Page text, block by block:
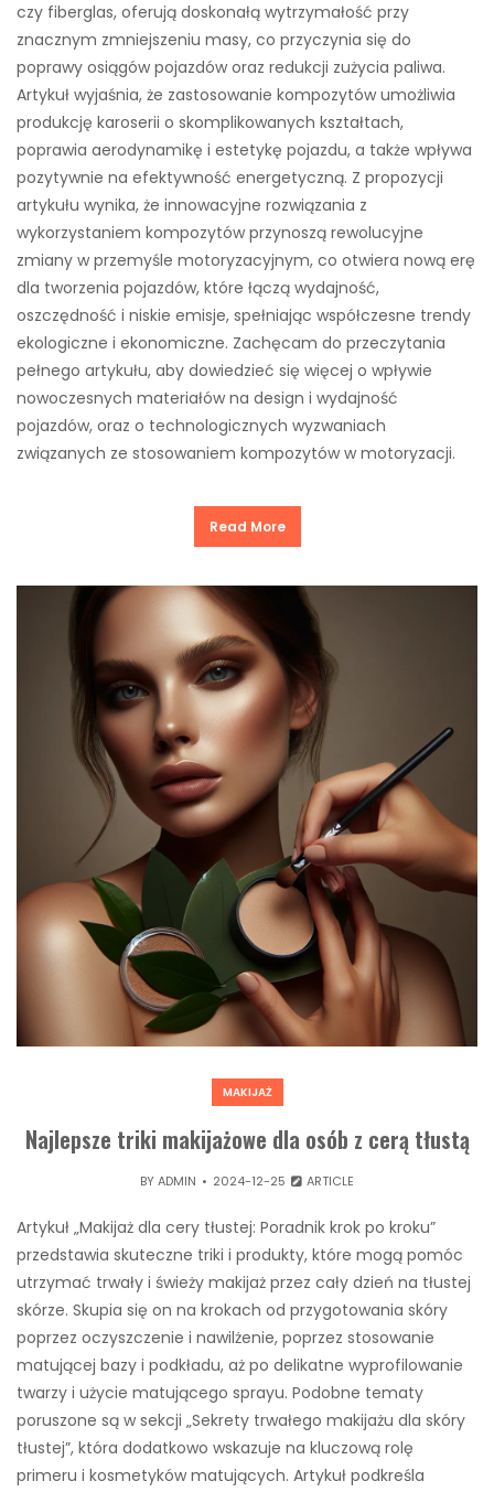
czy fiberglas, oferują doskonałą wytrzymałość przy
znacznym zmniejszeniu masy, co przyczynia się do
poprawy osiągów pojazdów oraz redukcji zużycia paliwa.
Artykuł wyjaśnia, że zastosowanie kompozytów umożliwia
produkcję karoserii o skomplikowanych kształtach,
poprawia aerodynamikę i estetykę pojazdu, a także wpływa
pozytywnie na efektywność energetyczną. Z propozycji
artykułu wynika, że innowacyjne rozwiązania z
wykorzystaniem kompozytów przynoszą rewolucyjne
zmiany w przemyśle motoryzacyjnym, co otwiera nową erę
dla tworzenia pojazdów, które łączą wydajność,
oszczędność i niskie emisje, spełniając współczesne trendy
ekologiczne i ekonomiczne. Zachęcam do przeczytania
pełnego artykułu, aby dowiedzieć się więcej o wpływie
nowoczesnych materiałów na design i wydajność
pojazdów, oraz o technologicznych wyzwaniach
związanych ze stosowaniem kompozytów w motoryzacji.
Read More
MAKIJAŻ
Najlepsze triki makijażowe dla osób z cerą tłustą
BYADMIN 2024-12-25 ARTICLE
Artykuł „Makijaż dla cery tłustej: Poradnik krok po kroku”
przedstawia skuteczne triki i produkty, które mogą pomóc
utrzymać trwały i świeży makijaż przez cały dzień na tłustej
skórze. Skupia się on na krokach od przygotowania skóry
poprzez oczyszczenie i nawilżenie, poprzez stosowanie
matującej bazy i podkładu, aż po delikatne wyprofilowanie
twarzy i użycie matującego sprayu. Podobne tematy
poruszone są w sekcji „Sekrety trwałego makijażu dla skóry
tłustej”, która dodatkowo wskazuje na kluczową rolę
primeru i kosmetyków matujących. Artykuł podkreśla